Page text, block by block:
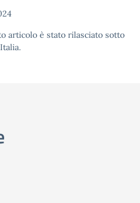
articolo è stato rilasciato sotto